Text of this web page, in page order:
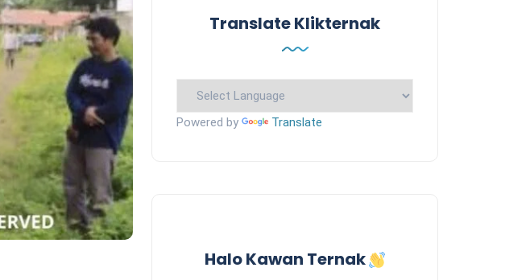
Translate Klikternak
Powered by Translate
Halo Kawan Ternak